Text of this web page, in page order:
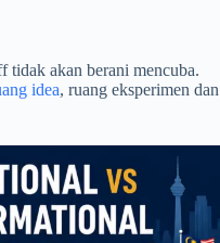
tidak akan berani mencuba.
idea, ruang eksperimen dan